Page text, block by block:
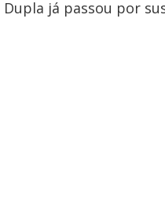
Dupla já passou por